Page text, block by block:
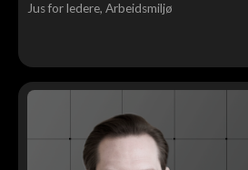
Jus for ledere Arbeidsmiljø